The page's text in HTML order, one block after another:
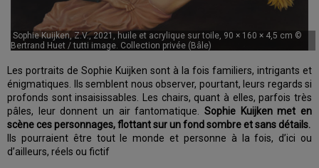
Sophie Kuijken, Z.V., 2021, huile et acrylique sur toile, 90 × 160 × 4,5 cm ©
Bertrand Huet / tutti image. Collection privée (Bâle)
Les portraits de Sophie Kuijken sont à la fois familiers, intrigants et
énigmatiques. Ils semblent nous observer, pourtant, leurs regards si
profonds sont insaisissables. Les chairs, quant à elles, parfois très
pâles, leur donnent un air fantomatique. Sophie Kuijken met en
scène ces personnages, flottant sur un fond sombre et sans détails.
Ils pourraient être tout le monde et personne à la fois, d’ici ou
d’ailleurs, réels ou fictif